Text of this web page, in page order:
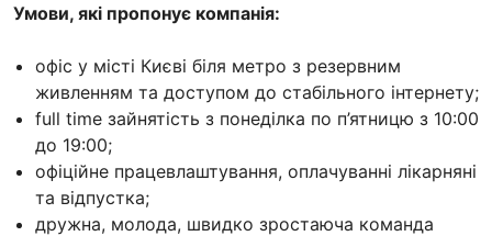
Умови, які пропонує компанія:
офіс у місті Києві біля метро з резервним
живленням та доступом до стабільного інтернету;
full time зайнятість з понеділка по п’ятницю з 10:00
до 19:00;
офіційне працевлаштування, оплачуванні лікарняні
та відпустка;
дружна, молода, швидко зростаюча команда